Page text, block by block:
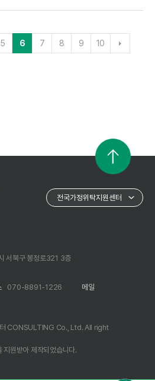
5 6 7 8 9 10
서북구 봉정로321 3층
070-8891-1226
메일
CONSULTING Co., Ltd. All right
지원받아 제작되었습니다.